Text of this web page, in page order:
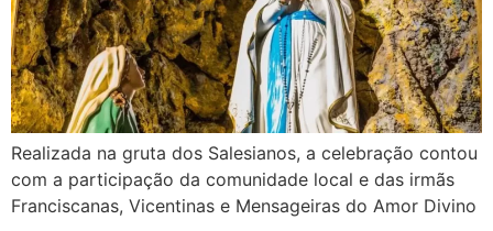
Realizada na gruta dos Salesianos, a celebração contou
com a participação da comunidade local e das irmãs
Franciscanas, Vicentinas e Mensageiras do Amor Divino